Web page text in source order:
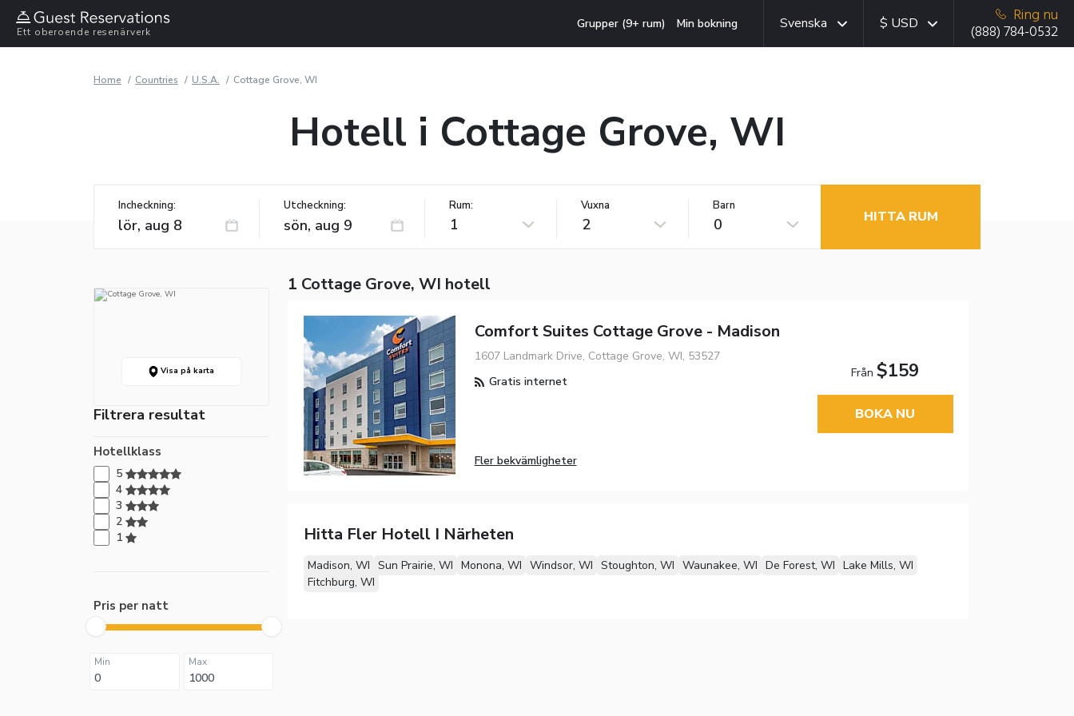
Ett oberoende resenärverk
Grupper (9+ rum) Min bokning Svenska $ USD
Ring nu
(888) 784-0532
Home Countries U.S.A. Cottage Grove, WI
Hotell i Cottage Grove, WI
Incheckning: Utcheckning: Rum:
1
Vuxna
2
Barn
0 HITTA RUM
Visa på karta
Filtrera resultat
Hotellklass
5
4
3
2
1
Pris per natt
Min Max
1 Cottage Grove, WI hotell
Comfort Suites Cottage Grove - Madison
1607 Landmark Drive, Cottage Grove, WI, 53527
Gratis internet
Fler bekvämligheter
Från$159
BOKA NU
Hitta Fler Hotell I Närheten
Madison, WI Sun Prairie, WI Monona, WI Windsor, WI Stoughton, WI Waunakee, WI De Forest, WI Lake Mills, WI
Fitchburg, WI